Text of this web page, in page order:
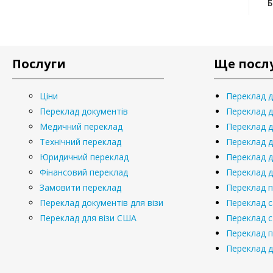
Послуги
Ціни
Переклад документів
Медичний переклад
Технічний переклад
Юридичний переклад
Фінансовий переклад
Замовити переклад
Переклад документів для візи
Переклад для візи США
Ще
Переклад
Переклад
Переклад
Переклад
Переклад
Переклад
Переклад
Переклад
Переклад
Переклад
Переклад